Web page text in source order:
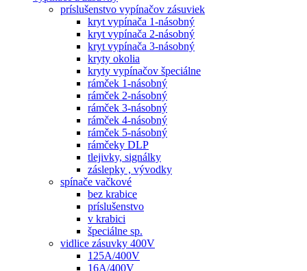
príslušenstvo vypínačov zásuviek
kryt vypínača 1-násobný
kryt vypínača 2-násobný
kryt vypínača 3-násobný
kryty okolia
kryty vypínačov špeciálne
rámček 1-násobný
rámček 2-násobný
rámček 3-násobný
rámček 4-násobný
rámček 5-násobný
rámčeky DLP
tlejivky, signálky
záslepky , vývodky
spínače vačkové
bez krabice
príslušenstvo
v krabici
špeciálne sp.
vidlice zásuvky 400V
125A/400V
16A/400V